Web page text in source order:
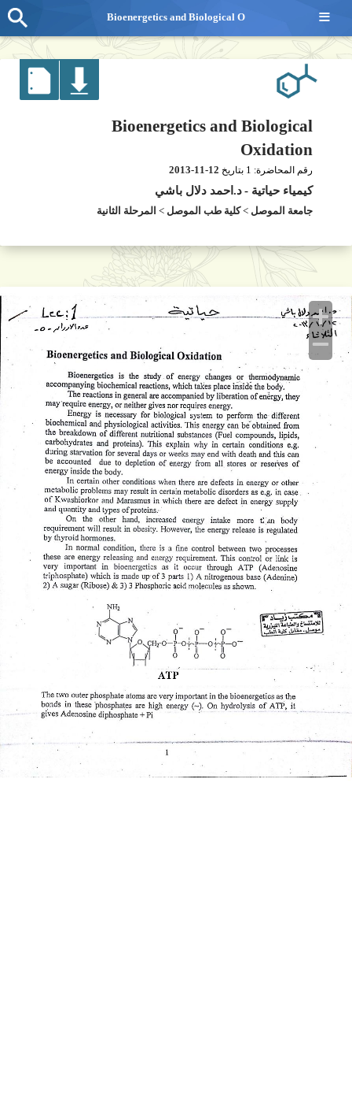
Bioenergetics and Biological
Oxidation
رقم المحاضرة: 1 بتاريخ 2013-11-12
كيمياء حياتية -د.احمد دلال باشي
جامعة الموصل >كلية طب الموصل > المرحلة الثانية
≡
Bioenergetics and Biological O